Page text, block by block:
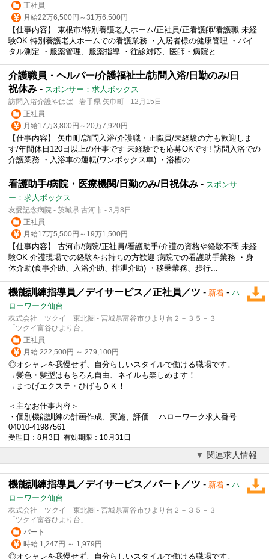
正社員
月給22万6,500円～31万6,500円
【仕事内容】 東根市/特別養護老人ホーム/正社員/正看護師/看護職 未経
験OK 特別養護老人ホームでの看護業務 ・入居者様の健康管理 ・バイ
タル測定 ・服薬管理、服薬指導 ・往診対応、医師・病院と...
介護職員・ヘルパー/介護福祉士/訪問入浴/日勤のみ/日
祝休み - スポンサー：求人ボックス
訪問入浴介護やはば - 岩手県 矢巾町 - 12月15日
正社員
月給17万3,800円～20万7,920円
【仕事内容】 矢巾町/訪問入浴/介護職・正職員/未経験の方も歓迎しま
す/年間休日120日以上の仕事です 未経験でも応募OKです! 訪問入浴での
介護業務 ・入浴車の運転(ワンボックス車) ・浴槽の...
看護助手/病院・医療機関/日勤のみ/日祝休み - スポンサ
ー：求人ボックス
友愛記念病院 - 茨城県 古河市 - 3月8日
正社員
月給17万5,500円～19万1,500円
【仕事内容】 古河市/病院/正社員/看護助手/介護の資格や経験不問 未経
験OK 介護現場での経験をお持ちの方歓迎 病院での看護助手業務 ・身
体介助(食事介助、入浴介助、排泄介助) ・移乗業務、歩行...
機能訓練指導員／デイサービス／正社員／ツ - 新着 - ハ
ローワーク仙台
株式会社 ツクイ 東北圏 - 宮城県富谷市ひより台２－３５－３
「ツクイ富谷ひより台」
正社員
月給 222,500円 ～ 279,100円
◎オシャレを我慢せず、自分らしいスタイルで働ける職場です。
→髪色・髪型はもちろん自由、ネイルも楽しめます！
→まつげエクステ・ひげもＯＫ！
＜主なお仕事内容＞
・個別機能訓練の計画作成、実施、評価... ハローワーク求人番号
04010-41987561
受理日：8月3日 有効期限：10月31日
関連求人情報
機能訓練指導員／デイサービス／パート／ツ - 新着 - ハ
ローワーク仙台
株式会社 ツクイ 東北圏 - 宮城県富谷市ひより台２－３５－３
「ツクイ富谷ひより台」
パート
時給 1,247円 ～ 1,979円
◎オシャレを我慢せず、自分らしいスタイルで働ける職場です。